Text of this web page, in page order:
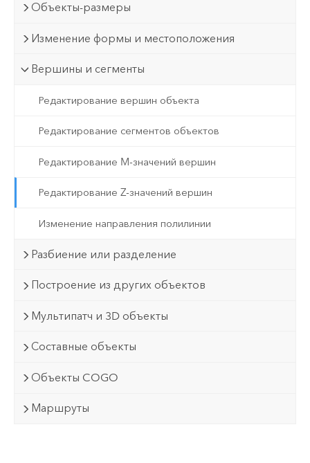
Объекты-размеры
Изменение формы и местоположения
Вершины и сегменты
Редактирование вершин объекта
Редактирование сегментов объектов
Редактирование M-значений вершин
Редактирование Z-значений вершин
Изменение направления полилинии
Разбиение или разделение
Построение из других объектов
Мультипатч и 3D объекты
Составные объекты
Объекты COGO
Маршруты